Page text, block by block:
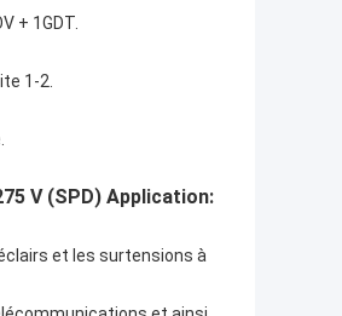
+ 1GDT.
1-2.
V (SPD) Application:
et les surtensions à